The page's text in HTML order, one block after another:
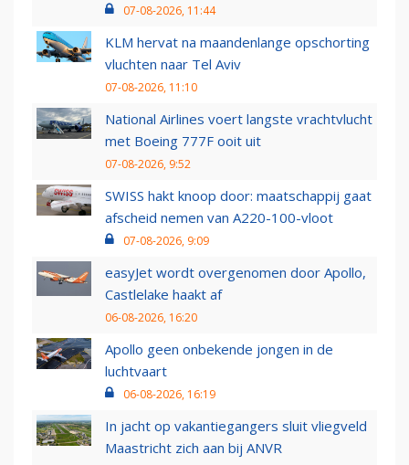
07-08-2026, 11:44
KLM hervat na maandenlange opschorting
vluchten naar Tel Aviv
07-08-2026, 11:10
National Airlines voert langste vrachtvlucht
met Boeing 777F ooit uit
07-08-2026, 9:52
SWISS hakt knoop door: maatschappij gaat
afscheid nemen van A220-100-vloot
07-08-2026, 9:09
easyJet wordt overgenomen door Apollo,
Castlelake haakt af
06-08-2026, 16:20
Apollo geen onbekende jongen in de
luchtvaart
06-08-2026, 16:19
In jacht op vakantiegangers sluit vliegveld
Maastricht zich aan bij ANVR